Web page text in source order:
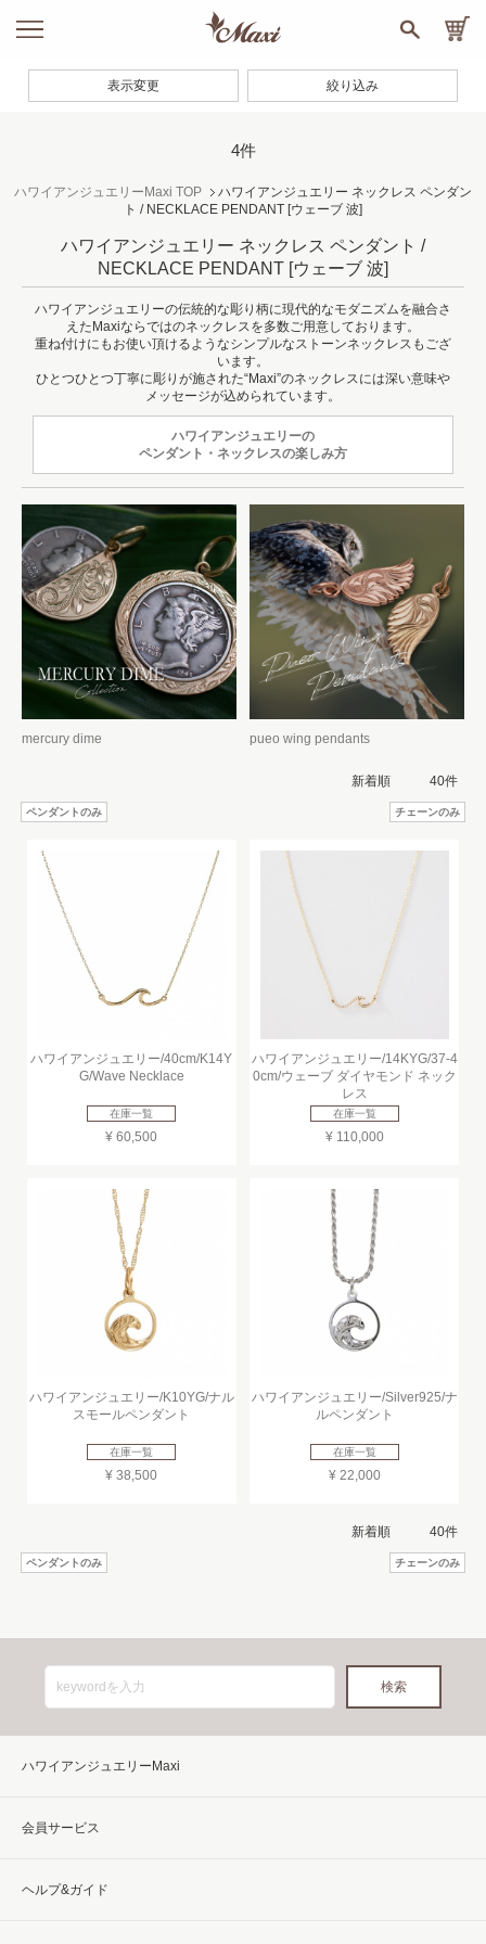
4件
ハワイアンジュエリーMaxi TOP
ハワイアンジュエリー ネックレス ペンダン
ト / NECKLACE PENDANT [ウェーブ 波]
ハワイアンジュエリー ネックレス ペンダント /
NECKLACE PENDANT [ウェーブ 波]
ハワイアンジュエリーの伝統的な彫り柄に現代的なモダニズムを融合さ
えたMaxiならではのネックレスを多数ご用意しております。
重ね付けにもお使い頂けるようなシンプルなストーンネックレスもござ
います。
ひとつひとつ丁寧に彫りが施された“Maxi”のネックレスには深い意味や
メッセージが込められています。
ハワイアンジュエリーの
ペンダント・ネックレスの楽しみ方
mercury dime pueo wing pendants
ペンダントのみ チェーンのみ
ハワイアンジュエリー/40cm/K14Y
G/Wave Necklace
在庫一覧
¥ 60,500
ハワイアンジュエリー/14KYG/37-4
0cm/ウェーブ ダイヤモンド ネック
レス
在庫一覧
¥ 110,000
ハワイアンジュエリー/K10YG/ナル
スモールペンダント
在庫一覧
¥ 38,500
ハワイアンジュエリー/Silver925/ナ
ルペンダント
在庫一覧
¥ 22,000
ペンダントのみ チェーンのみ
表示変更 絞り込み
ハワイアンジュエリーMaxi
会員サービス
ヘルプ&ガイド